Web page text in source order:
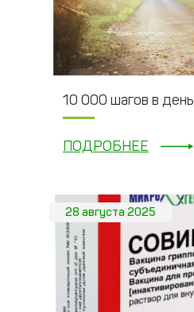
10 000 шагов в день
ПОДРОБНЕЕ
28 августа 2025